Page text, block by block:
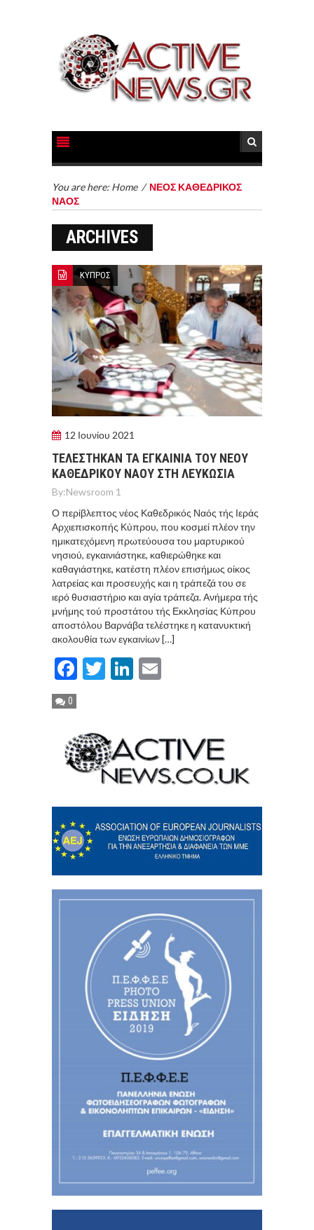
You are here: Home / ΝΕΟΣ ΚΑΘΕΔΡΙΚΟΣ
ΝΑΟΣ
ARCHIVES
ΚΥΠΡΟΣ
12 Ιουνίου 2021
ΤΕΛΕΣΤΗΚΑΝ ΤΑ ΕΓΚΑΙΝΙΑ ΤΟΥ ΝΕΟΥ
ΚΑΘΕΔΡΙΚΟΥ ΝΑΟΥ ΣΤΗ ΛΕΥΚΩΣΙΑ
By:Newsroom 1
Ο περίβλεπτος νέος Καθεδρικός Ναός τής Ιεράς
Αρχιεπισκοπής Κύπρου, που κοσμεί πλέον την
ημικατεχόμενη πρωτεύουσα του μαρτυρικού
νησιού, εγκαινιάστηκε, καθιερώθηκε και
καθαγιάστηκε, κατέστη πλέον επισήμως οίκος
λατρείας και προσευχής και η τράπεζά του σε
ιερό θυσιαστήριο και αγία τράπεζα. Ανήμερα τής
μνήμης τού προστάτου τής Εκκλησίας Κύπρου
αποστόλου Βαρνάβα τελέστηκε η κατανυκτική
ακολουθία των εγκαινίων […]
Facebook
TwitterLinkedIn
0